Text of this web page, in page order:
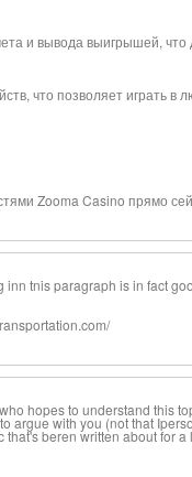
и вывода выигрышей,
что позволяет играть в
Zooma Casino прямо
tnis paragraph is in fact
hopes to understand this
argue with you (not that
beren written about for a